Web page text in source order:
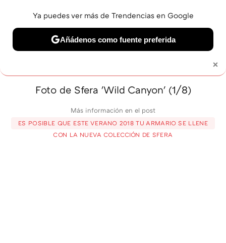
BELLEZA SHOPPING VIAJES GASTRO SNEAKERS
Foto de Sfera 'Wild Canyon' (1/8)
Más información en el post
ES POSIBLE QUE ESTE VERANO 2018 TU ARMARIO SE LLENE
CON LA NUEVA COLECCIÓN DE SFERA
×
Ya puedes ver más de Trendencias en Google
Añádenos como fuente preferida